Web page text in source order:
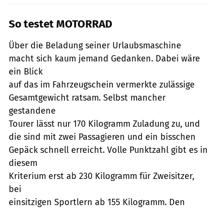
So testet MOTORRAD
Über die Beladung seiner Urlaubsmaschine
macht sich kaum jemand Gedanken. Dabei wäre
ein Blick
auf das im Fahrzeugschein vermerkte zulässige
Gesamtgewicht ratsam. Selbst mancher
gestandene
Tourer lässt nur 170 Kilogramm Zuladung zu, und
die sind mit zwei Passagieren und ein bisschen
Gepäck schnell erreicht. Volle Punktzahl gibt es in
diesem
Kriterium erst ab 230 Kilogramm für Zweisitzer,
bei
einsitzigen Sportlern ab 155 Kilogramm. Den